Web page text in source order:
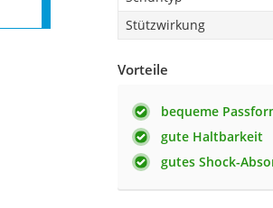
Stützwirkung
Vorteile
bequeme
gute Haltbarkeit
gutes Shock-